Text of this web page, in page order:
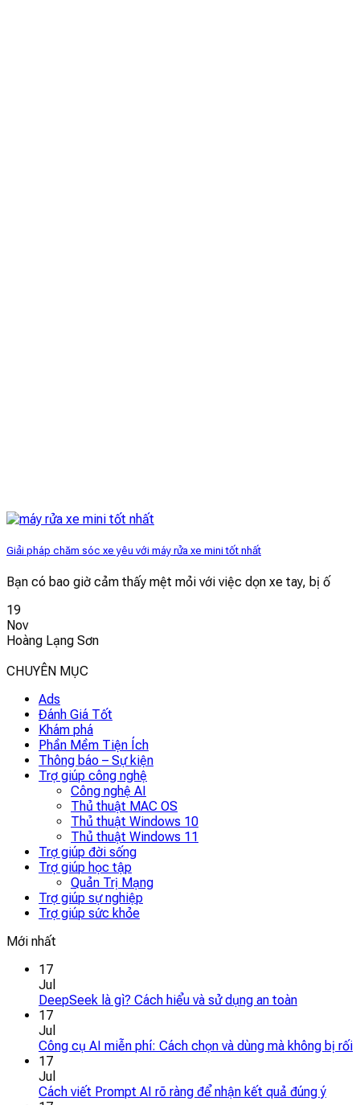
Giải pháp chăm sóc xe yêu với máy rửa xe mini tốt nhất
Bạn có bao giờ cảm thấy mệt mỏi với việc dọn xe tay, bị ố
19
Nov
Hoàng Lạng Sơn
CHUYÊN MỤC
Ads
Đánh Giá Tốt
Khám phá
Phần Mềm Tiện Ích
Thông báo – Sự kiện
Trợ giúp công nghệ
Công nghệ AI
Thủ thuật MAC OS
Thủ thuật Windows 10
Thủ thuật Windows 11
Trợ giúp đời sống
Trợ giúp học tập
Quản Trị Mạng
Trợ giúp sự nghiệp
Trợ giúp sức khỏe
Mới nhất
17
Jul
DeepSeek là gì? Cách hiểu và sử dụng an toàn
17
Jul
Công cụ AI miễn phí: Cách chọn và dùng mà không bị rối
17
Jul
Cách viết Prompt AI rõ ràng để nhận kết quả đúng ý